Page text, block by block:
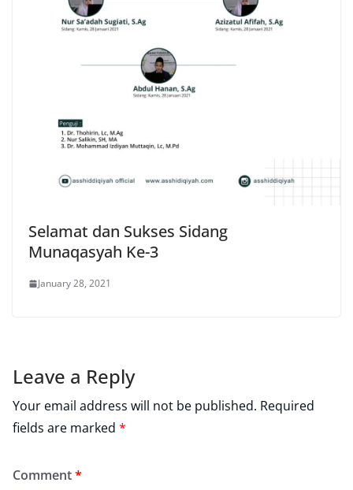
Selamat dan Sukses Sidang
Munaqasyah Ke-3
January 28, 2021
Leave a Reply
Your email address will not be published. Required
fields are marked *
Comment*